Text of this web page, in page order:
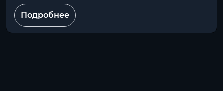
Подробнее